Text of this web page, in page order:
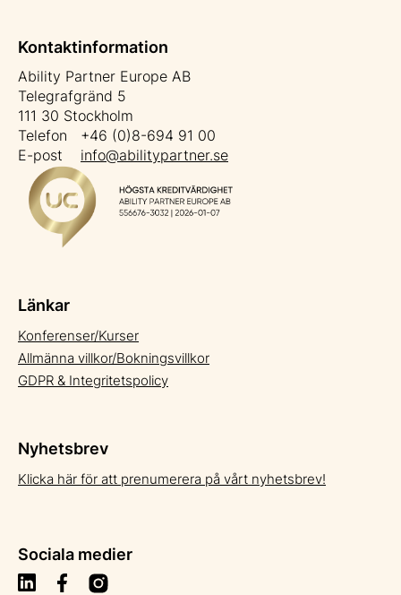
Kontaktinformation
Ability Partner Europe AB
Telegrafgränd 5
111 30 Stockholm
Telefon +46 (0)8-694 91 00
E-post info@abilitypartner.se
Länkar
Konferenser/Kurser
Allmänna villkor/Bokningsvillkor
GDPR & Integritetspolicy
Nyhetsbrev
Klicka här för att prenumerera på vårt nyhetsbrev!
Sociala medier